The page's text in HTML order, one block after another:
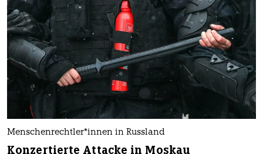
Men­schen­recht­le­r*in­nen in Russland
Konzertierte Attacke in Moskau